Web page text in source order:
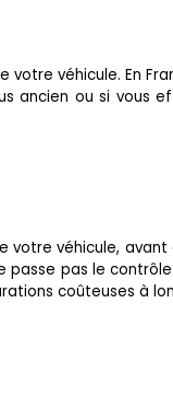
véhicule. En
ancien ou si vous
véhicule, avant
passe pas le
coûteuses à